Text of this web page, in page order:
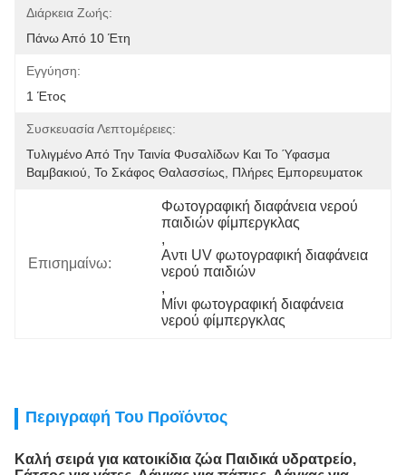
Διάρκεια Ζωής:
Πάνω Από 10 Έτη
Εγγύηση:
1 Έτος
Συσκευασία Λεπτομέρειες:
Τυλιγμένο Από Την Ταινία Φυσαλίδων Και Το Ύφασμα
Βαμβακιού, Το Σκάφος Θαλασσίως, Πλήρες Εμπορευματοκ
Επισημαίνω:
Φωτογραφική διαφάνεια νερού
παιδιών φίμπεργκλας
,
Αντι UV φωτογραφική διαφάνεια
νερού παιδιών
,
Μίνι φωτογραφική διαφάνεια
νερού φίμπεργκλας
Περιγραφή Του Προϊόντος
Καλή σειρά για κατοικίδια ζώα Παιδικά υδρατρείο,